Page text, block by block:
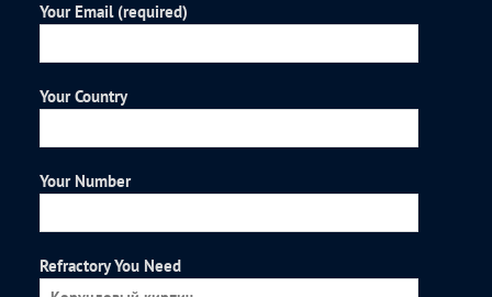
Your Email (required)
Your Country
Your Number
Refractory You Need